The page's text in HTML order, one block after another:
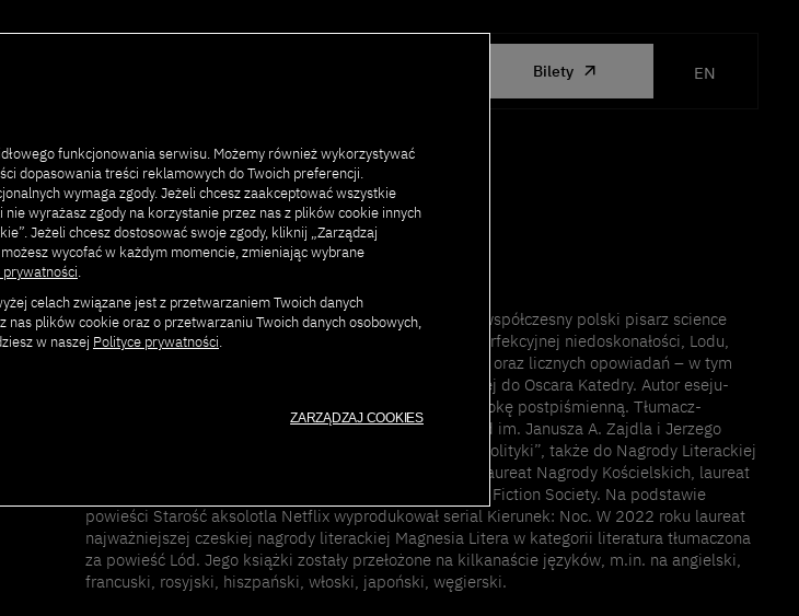
Bilety EN
Jacek Dukaj – prozaik, eseista, krytyk, najwybitniejszy współczesny polski pisarz science
fiction. Autor m. in. Czarnych oceanów, Innych pieśni, Perfekcyjnej niedoskonałości, Lodu,
Wrońca, Starości aksolotla, Imperium chmur, Linii oporu oraz licznych opowiadań – w tym
zekranizowanej przez Tomka Bagińskiego i nominowanej do Oscara Katedry. Autor eseju-
rzeki Po piśmie, ukazującego ludzkość wchodzącą w epokę postpiśmienną. Tłumacz-
reinterpretator Serca ciemności Conrada. Laureat nagród im. Janusza A. Zajdla i Jerzego
Żuławskiego, wielokrotnie nominowany do Paszportu „Polityki”, także do Nagrody Literackiej
Nike i Literackiej Nagrody Europy Środkowej Angelus. Laureat Nagrody Kościelskich, laureat
Europejskiej Nagrody Literackiej oraz European Science Fiction Society. Na podstawie
powieści Starość aksolotla Netflix wyprodukował serial Kierunek: Noc. W 2022 roku laureat
najważniejszej czeskiej nagrody literackiej Magnesia Litera w kategorii literatura tłumaczona
za powieść Lód. Jego książki zostały przełożone na kilkanaście języków, m.in. na angielski,
francuski, rosyjski, hiszpański, włoski, japoński, węgierski.
funkcjonowania serwisu. Możemy również wykorzystywać
dopasowania treści reklamowych do Twoich preferencji.
wymaga zgody. Jeżeli chcesz zaakceptować wszystkie
wyrażasz zgody na korzystanie przez nas z plików cookie innych
Jeżeli chcesz dostosować swoje zgody, kliknij „Zarządzaj
wycofać w każdym momencie, zmieniając wybrane
prywatności.
celach związane jest z przetwarzaniem Twoich danych
plików cookie oraz o przetwarzaniu Twoich danych osobowych,
w naszej Polityce prywatności.
ZARZĄDZAJ COOKIES